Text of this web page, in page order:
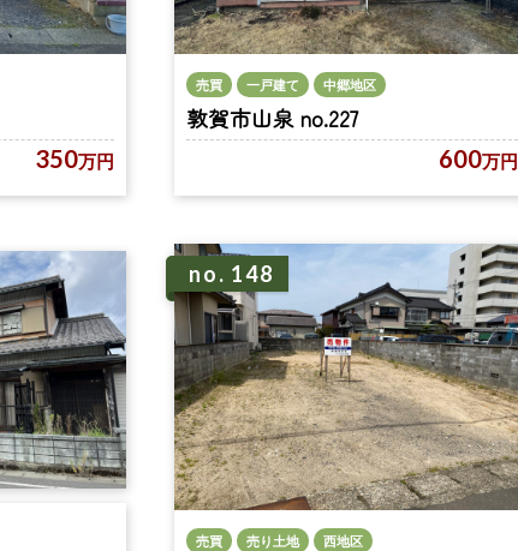
350万円
売買 一戸建て 中郷地区
敦賀市山泉 no.227
600万円
no. 148
売買 売り土地 西地区